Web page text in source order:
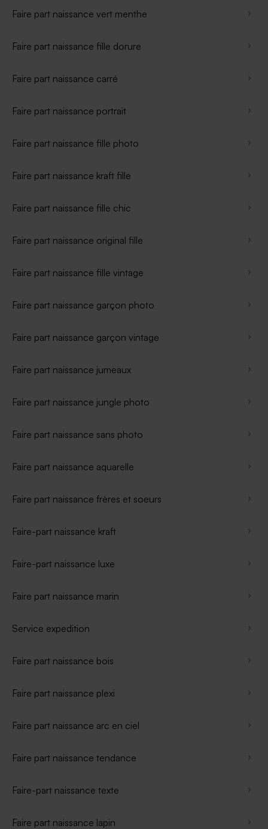
Faire part naissance vert menthe
Faire part naissance fille dorure
Faire part naissance carré
Faire part naissance portrait
Faire part naissance fille photo
Faire part naissance kraft fille
Faire part naissance fille chic
Faire part naissance original fille
Faire part naissance fille vintage
Faire part naissance garçon photo
Faire part naissance garçon vintage
Faire part naissance jumeaux
Faire part naissance jungle photo
Faire part naissance sans photo
Faire part naissance aquarelle
Faire part naissance frères et soeurs
Faire-part naissance kraft
Faire-part naissance luxe
Faire part naissance marin
Service expedition
Faire part naissance bois
Faire part naissance plexi
Faire part naissance arc en ciel
Faire part naissance tendance
Faire-part naissance texte
Faire part naissance lapin